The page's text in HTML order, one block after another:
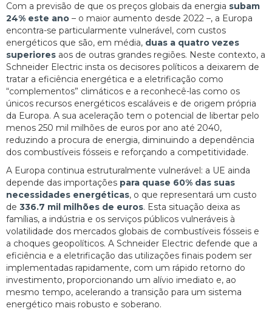
Com a previsão de que os preços globais da energia subam
24% este ano – o maior aumento desde 2022 –, a Europa
encontra-se particularmente vulnerável, com custos
energéticos que são, em média, duas a quatro vezes
superiores aos de outras grandes regiões. Neste contexto, a
Schneider Electric insta os decisores políticos a deixarem de
tratar a eficiência energética e a eletrificação como
“complementos” climáticos e a reconhecê-las como os
únicos recursos energéticos escaláveis e de origem própria
da Europa. A sua aceleração tem o potencial de libertar pelo
menos 250 mil milhões de euros por ano até 2040,
reduzindo a procura de energia, diminuindo a dependência
dos combustíveis fósseis e reforçando a competitividade.
A Europa continua estruturalmente vulnerável: a UE ainda
depende das importações para quase 60% das suas
necessidades energéticas, o que representará um custo
de 336.7 mil milhões de euros. Esta situação deixa as
famílias, a indústria e os serviços públicos vulneráveis à
volatilidade dos mercados globais de combustíveis fósseis e
a choques geopolíticos. A Schneider Electric defende que a
eficiência e a eletrificação das utilizações finais podem ser
implementadas rapidamente, com um rápido retorno do
investimento, proporcionando um alívio imediato e, ao
mesmo tempo, acelerando a transição para um sistema
energético mais robusto e soberano.